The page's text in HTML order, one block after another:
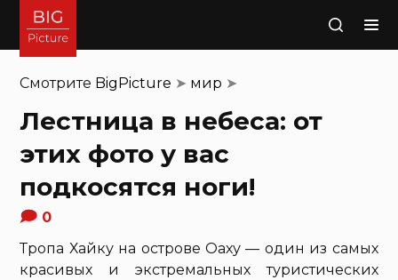
Поиск
Смотрите BigPicture ➤ мир ➤
Лестница в небеса: от
этих фото у вас
подкосятся ноги!
0
Тропа Хайку на острове Оаху — один из самых
красивых и экстремальных туристических